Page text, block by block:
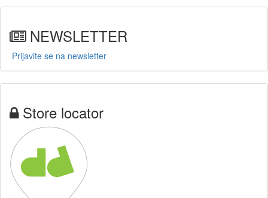
NEWSLETTER
Prijavite se na newsletter
Store locator